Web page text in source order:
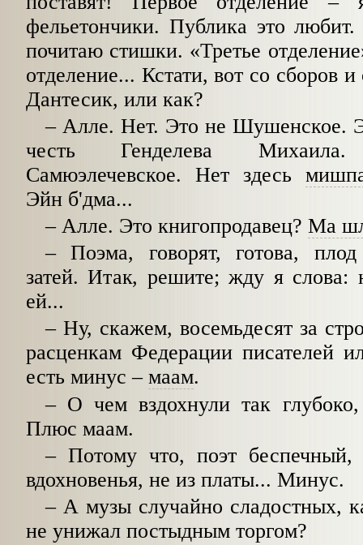
фельетончики. Публика это
почитаю стишки. «Третье
отделение... Кстати, вот со сборов
Дантесик, или как?
–Алле. Нет. Это не Шушенское.
честь Генделева Михаила.
Самюэлечевское. Нет здесь
Эйн б'дма...
–Алле. Это книгопродавец? Ма
–Поэма, говорят, готова,
затей. Итак, решите; жду я слова:
ей...
–Ну, скажем, восемьдесят за
расценкам Федерации писателей
есть минус– маам.
–О чем вздохнули так глубоко,
Плюс маам.
–Потому что, поэт беспечный,
вдохновенья, не из платы... Минус.
–А музы случайно сладостных,
не унижал постыдным торгом?